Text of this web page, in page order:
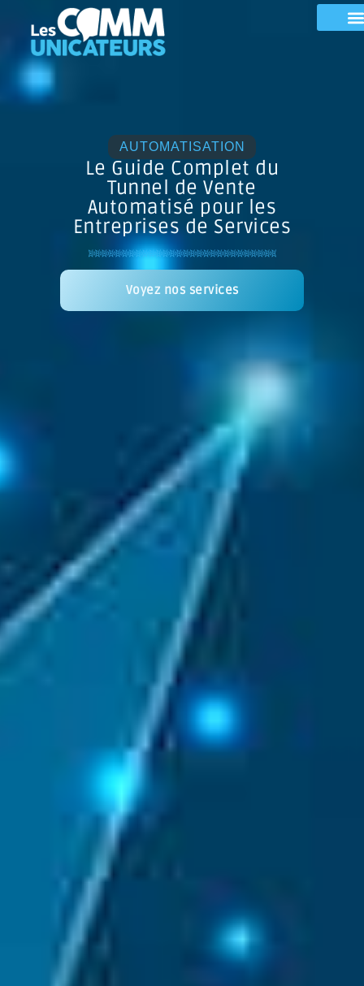
AUTOMATISATION
Le Guide Complet du
Tunnel de Vente
Automatisé pour les
Entreprises de Services
Voyez nos services